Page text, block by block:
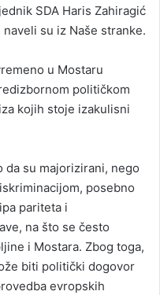
SDA Haris Zahiragić
su iz Naše stranke.
u Mostaru
političkom
kojih stoje izakulisni
da su majorizirani, nego
posebno
pariteta i
na što se često
i Mostara. Zbog toga,
biti politički dogovor
evropskih